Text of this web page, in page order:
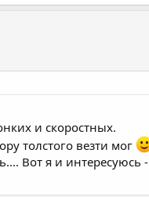
и скоростных.
толстого везти мог
Вот я и интересуюсь -